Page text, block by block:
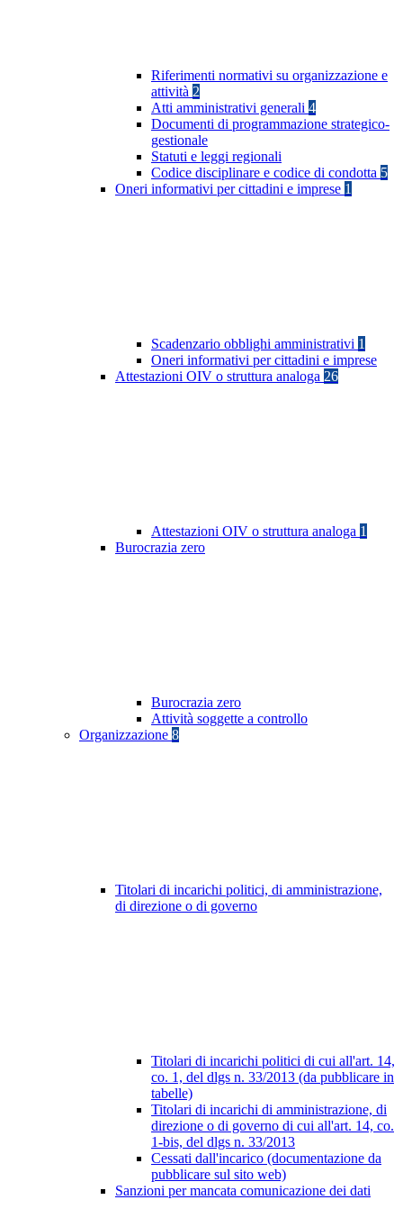
Riferimenti normativi su organizzazione e
attività 2
Atti amministrativi generali 4
Documenti di programmazione strategico-
gestionale
Statuti e leggi regionali
Codice disciplinare e codice di condotta 5
Oneri informativi per cittadini e imprese 1
Scadenzario obblighi amministrativi 1
Oneri informativi per cittadini e imprese
Attestazioni OIV o struttura analoga 26
Attestazioni OIV o struttura analoga 1
Burocrazia zero
Burocrazia zero
Attività soggette a controllo
Organizzazione 8
Titolari di incarichi politici, di amministrazione,
di direzione o di governo
Titolari di incarichi politici di cui all'art. 14,
co. 1, del dlgs n. 33/2013 (da pubblicare in
tabelle)
Titolari di incarichi di amministrazione, di
direzione o di governo di cui all'art. 14, co.
1-bis, del dlgs n. 33/2013
Cessati dall'incarico (documentazione da
pubblicare sul sito web)
Sanzioni per mancata comunicazione dei dati